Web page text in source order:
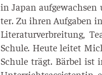
in Japan
ter. Zu ihren Auf­ga­ben
Lite­ra­tur­ver­brei­tung,
Schu­le. Heu­te lei­tet
Schu­le trägt. Bär­bel ist